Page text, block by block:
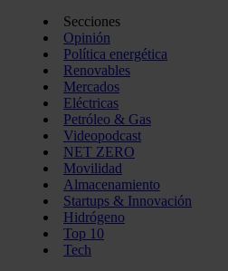
Secciones
Opinión
Política energética
Renovables
Mercados
Eléctricas
Petróleo & Gas
Videopodcast
NET ZERO
Movilidad
Almacenamiento
Startups & Innovación
Hidrógeno
Top 10
Tech